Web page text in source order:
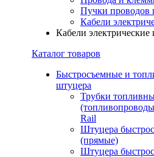
Пучки проводов
Кабели
Кабели
Каталог товаров
Быстросъемные и
штуцера
Трубки
Rail
Штуцера
(прямые)
Штуцера